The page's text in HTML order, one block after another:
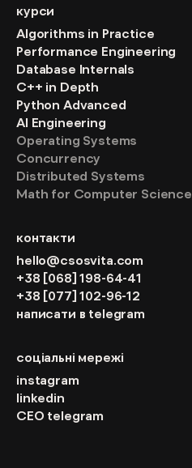
курси
Algorithms in Practice
Performance Engineering
Database Internals
C++ in Depth
Python Advanced
AI Engineering
Operating Systems
Concurrency
Distributed Systems
Math for Computer Science
контакти
hello@csosvita.com
+38 [068] 198-64-41
+38 [077] 102-96-12
написати в telegram
соціальні мережі
instagram
linkedin
CEO telegram